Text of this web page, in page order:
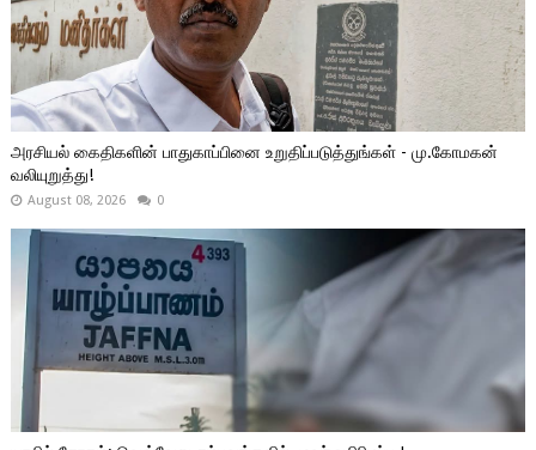
அரசியல் கைதிகளின் பாதுகாப்பினை உறுதிப்படுத்துங்கள் - மு.கோமகன்
வலியுறுத்து!
August 08, 2026 0